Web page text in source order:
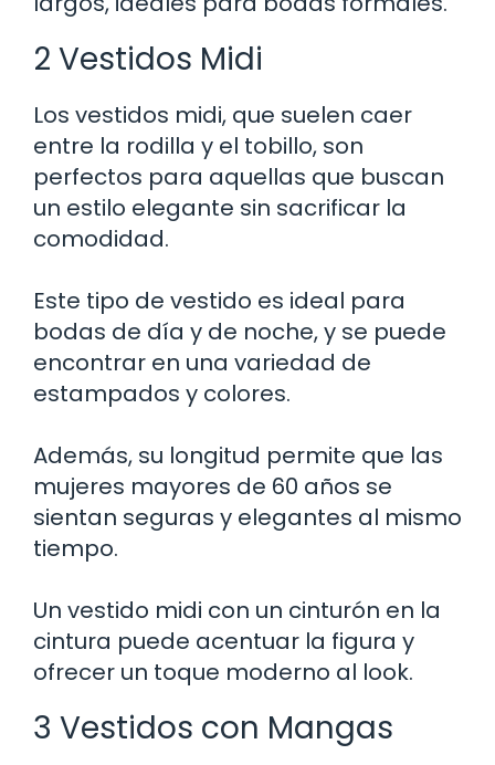
2 Vestidos Midi
Los vestidos midi, que suelen caer
entre la rodilla y el tobillo, son
perfectos para aquellas que buscan
un estilo elegante sin sacrificar la
comodidad.
Este tipo de vestido es ideal para
bodas de día y de noche, y se puede
encontrar en una variedad de
estampados y colores.
Además, su longitud permite que las
mujeres mayores de 60 años se
sientan seguras y elegantes al mismo
tiempo.
Un vestido midi con un cinturón en la
cintura puede acentuar la figura y
ofrecer un toque moderno al look.
3 Vestidos con Mangas